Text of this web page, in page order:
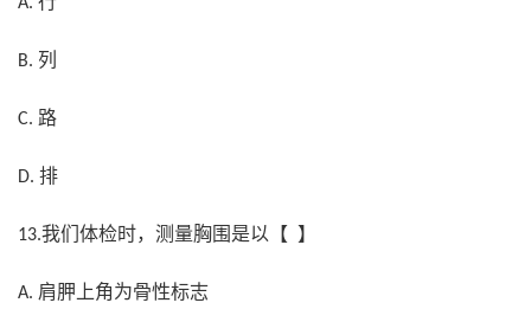
B. 列
C. 路
D. 排
13.我们体检时，测量胸围是以【 】
A. 肩胛上角为骨性标志